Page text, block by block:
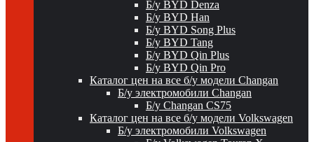
Б/у BYD Denza
Б/у BYD Han
Б/у BYD Song Plus
Б/у BYD Tang
Б/у BYD Qin Plus
Б/у BYD Qin Pro
Каталог цен на все б/у модели Changan
Б/у электромобили Changan
Б/у Changan CS75
Каталог цен на все б/у модели Volkswagen
Б/у электромобили Volkswagen